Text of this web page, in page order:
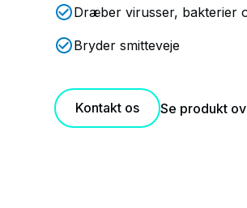
Dræber virusser, bakterier
Bryder smitteveje
Kontakt os Se produkt